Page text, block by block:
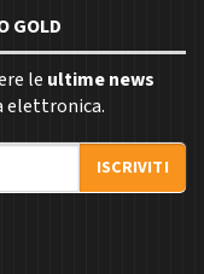
GOLD
le ultime news
elettronica.
ISCRIVITI